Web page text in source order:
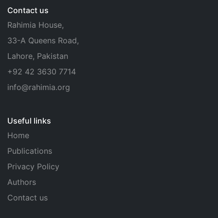
Contact us
Rahimia House,
33-A Queens Road,
Lahore, Pakistan
+92 42 3630 7714
info@rahimia.org
Useful links
Home
Publications
Privacy Policy
Authors
Contact us